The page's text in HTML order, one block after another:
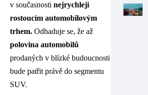
v současnosti nejrychleji
rostoucím automobilovým
trhem. Odhaduje se, že až
polovina automobilů
prodaných v blízké budoucnosti
bude patřit právě do segmentu
SUV.